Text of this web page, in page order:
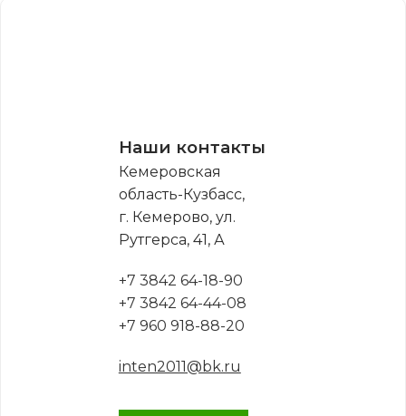
Наши контакты
Кемеровская
область-Кузбасс,
г. Кемерово, ул.
Рутгерса, 41, А
+7 3842 64-18-90
+7 3842 64-44-08
+7 960 918-88-20
inten2011@bk.ru